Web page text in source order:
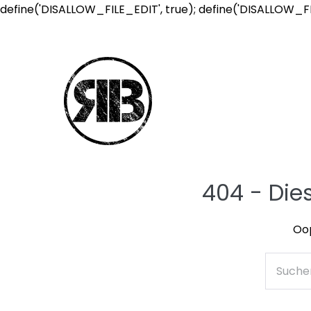
define('DISALLOW_FILE_EDIT', true);
404 -
nach: